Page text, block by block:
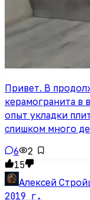
Привет. В
керамогранита в
опыт укладки
слишком много
6
2
15
Алексей
2019 г.